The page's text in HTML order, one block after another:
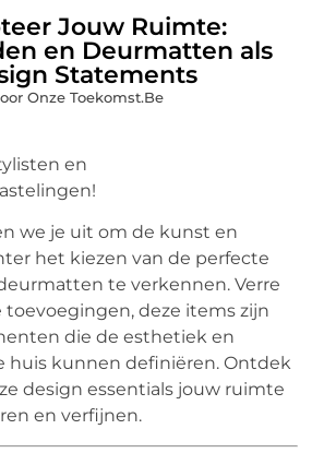
Jouw Ruimte:
en Deurmatten als
Statements
Onze Toekomst.Be
en
we je uit om de kunst en
het kiezen van de perfecte
te verkennen. Verre
deze items zijn
die de esthetiek en
huis kunnen definiëren. Ontdek
design essentials jouw ruimte
en verfijnen.